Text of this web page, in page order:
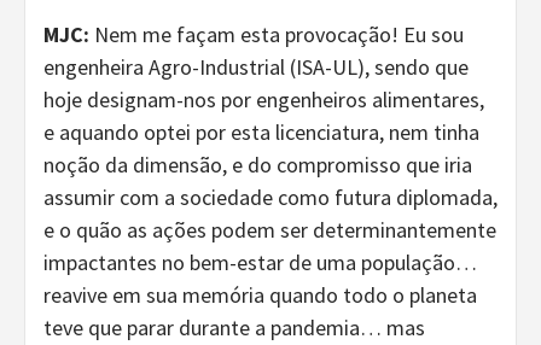
MJC: Nem me façam esta provocação! Eu sou
engenheira Agro-Industrial (ISA-UL), sendo que
hoje designam-nos por engenheiros alimentares,
e aquando optei por esta licenciatura, nem tinha
noção da dimensão, e do compromisso que iria
assumir com a sociedade como futura diplomada,
e o quão as ações podem ser determinantemente
impactantes no bem-estar de uma população…
reavive em sua memória quando todo o planeta
teve que parar durante a pandemia… mas